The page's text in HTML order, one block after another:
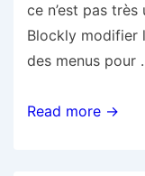
ce n’est pas
Blockly modifier
des menus pour
BlocklyDuino
Read more →